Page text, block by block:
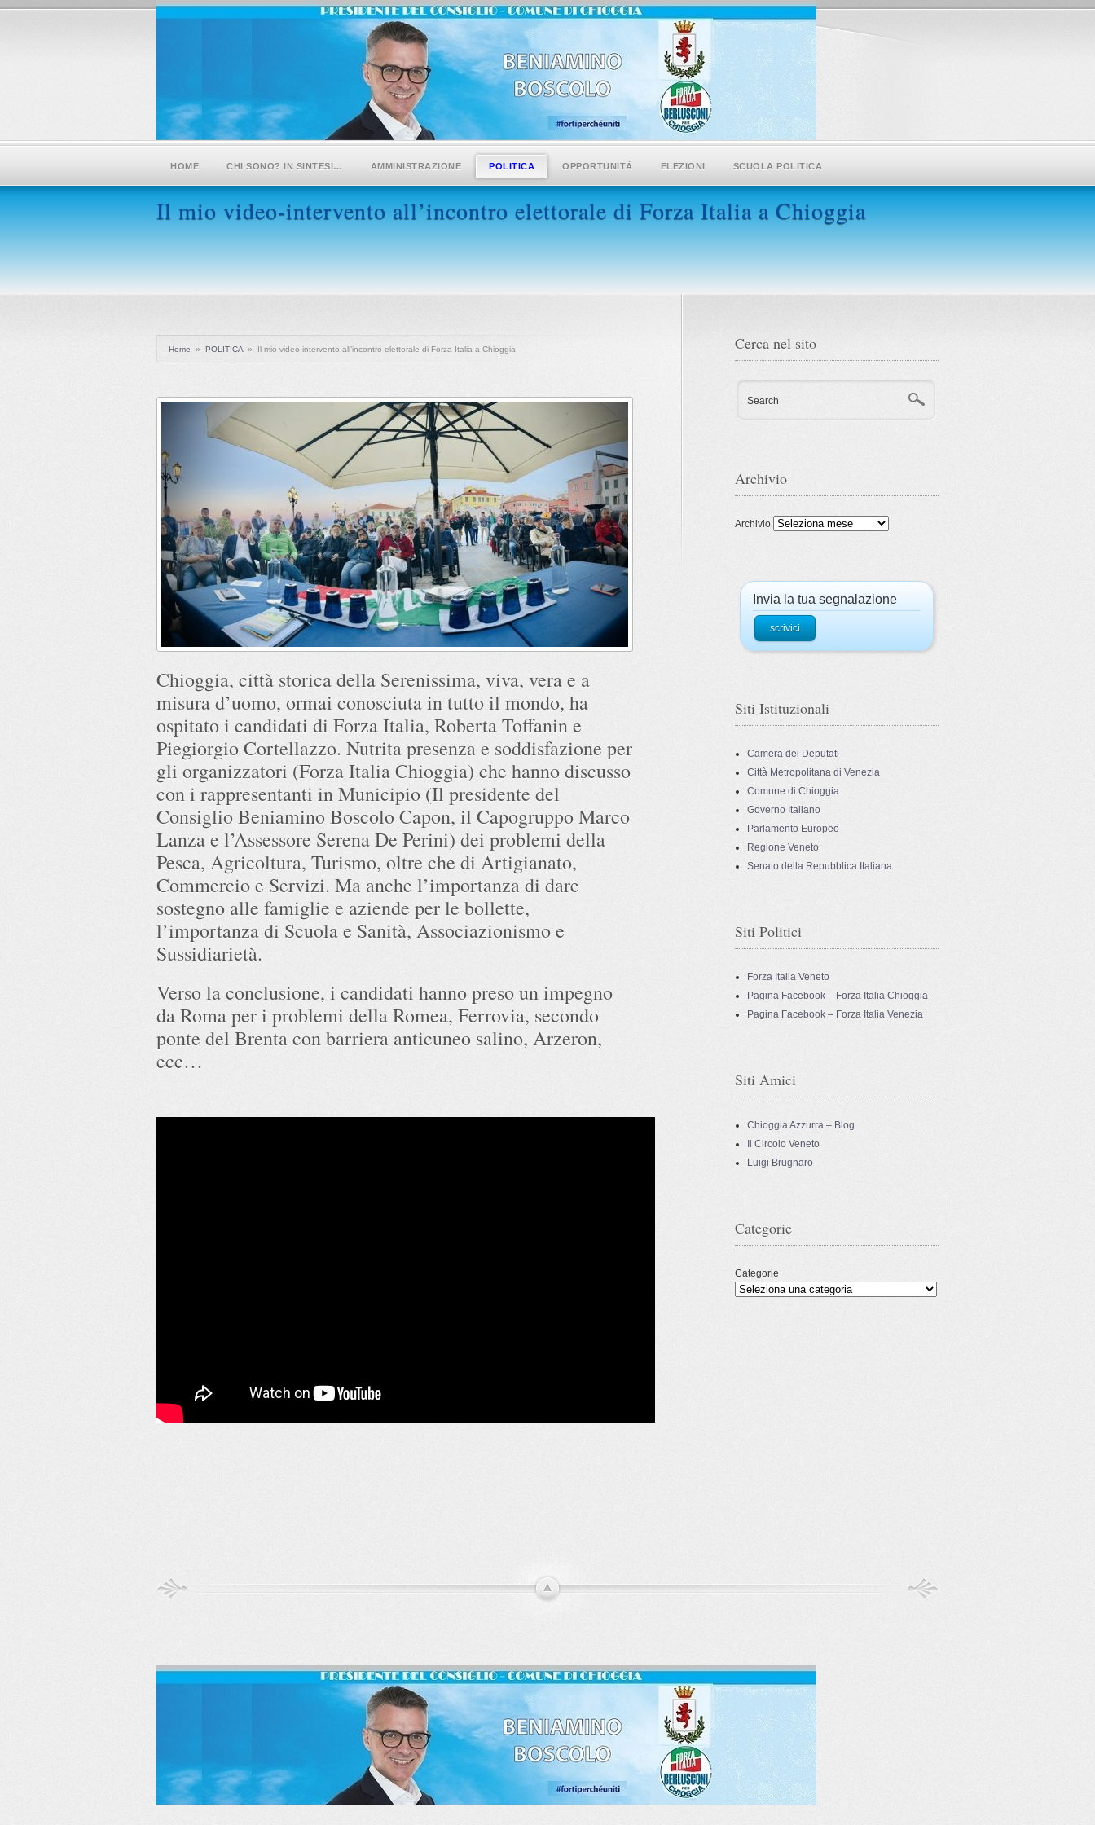
HOME CHI SONO? IN SINTESI… AMMINISTRAZIONE POLITICA OPPORTUNITÀ ELEZIONI SCUOLA POLITICA
Il mio video-intervento all’incontro elettorale di Forza Italia a Chioggia
Home » POLITICA » Il mio video-intervento all’incontro elettorale di Forza Italia a Chioggia
Chioggia, città storica della Serenissima, viva, vera e a
misura d’uomo, ormai conosciuta in tutto il mondo, ha
ospitato i candidati di Forza Italia, Roberta Toffanin e
Piegiorgio Cortellazzo. Nutrita presenza e soddisfazione per
gli organizzatori (Forza Italia Chioggia) che hanno discusso
con i rappresentanti in Municipio (Il presidente del
Consiglio Beniamino Boscolo Capon, il Capogruppo Marco
Lanza e l’Assessore Serena De Perini) dei problemi della
Pesca, Agricoltura, Turismo, oltre che di Artigianato,
Commercio e Servizi. Ma anche l’importanza di dare
sostegno alle famiglie e aziende per le bollette,
l’importanza di Scuola e Sanità, Associazionismo e
Sussidiarietà.
Verso la conclusione, i candidati hanno preso un impegno
da Roma per i problemi della Romea, Ferrovia, secondo
ponte del Brenta con barriera anticuneo salino, Arzeron,
ecc…
Cerca nel sito
Search
Archivio
Archivio
Invia la tua segnalazione
scrivici
Siti Istituzionali
Camera dei Deputati
Città Metropolitana di Venezia
Comune di Chioggia
Governo Italiano
Parlamento Europeo
Regione Veneto
Senato della Repubblica Italiana
Siti Politici
Forza Italia Veneto
Pagina Facebook – Forza Italia Chioggia
Pagina Facebook – Forza Italia Venezia
Siti Amici
Chioggia Azzurra – Blog
Il Circolo Veneto
Luigi Brugnaro
Categorie
Categorie